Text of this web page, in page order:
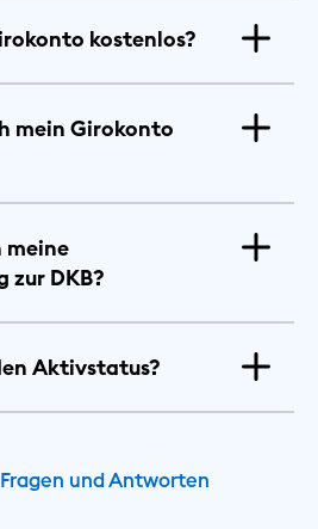
kostenlos?
mein Girokonto
meine
zur DKB?
Aktivstatus?
und Antworten